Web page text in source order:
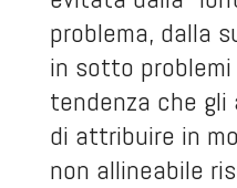
problema, dalla
in sotto
tendenza che
di attribuire in
non allineabile